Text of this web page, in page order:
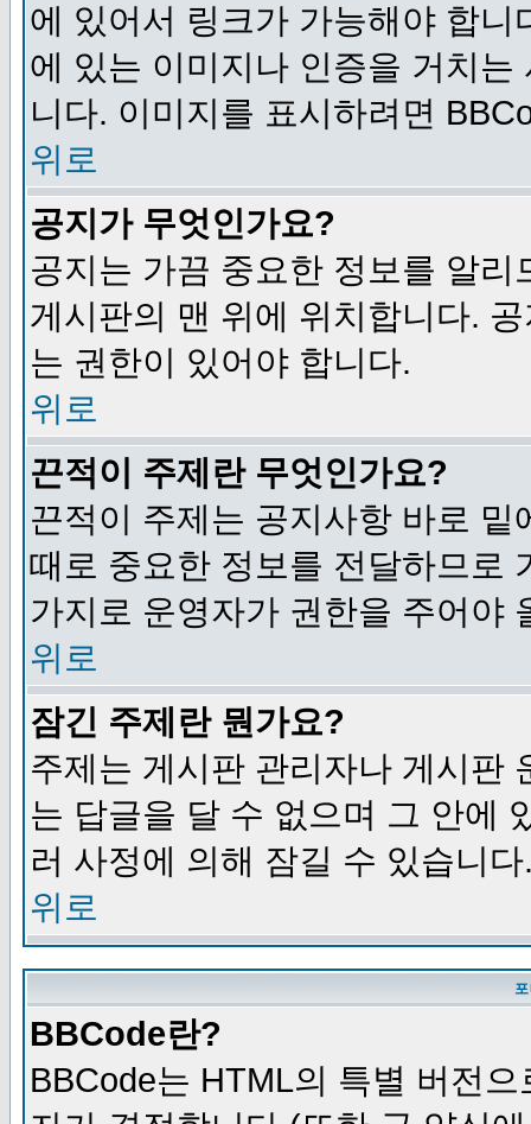
에 있어서 링크가 가능해야 합
에 있는 이미지나 인증을 거치
니다. 이미지를 표시하려면
위로
공지가 무엇인가요?
공지는 가끔 중요한 정보를 알
게시판의 맨 위에 위치합니다.
는 권한이 있어야 합니다.
위로
끈적이 주제란 무엇인가요?
끈적이 주제는 공지사항 바로
때로 중요한 정보를 전달하므로
가지로 운영자가 권한을 주어야
위로
잠긴 주제란 뭔가요?
주제는 게시판 관리자나 게시판
는 답글을 달 수 없으며 그 안에
러 사정에 의해 잠길 수 있습니다
위로
BBCode란?
BBCode는 HTML의 특별 버전